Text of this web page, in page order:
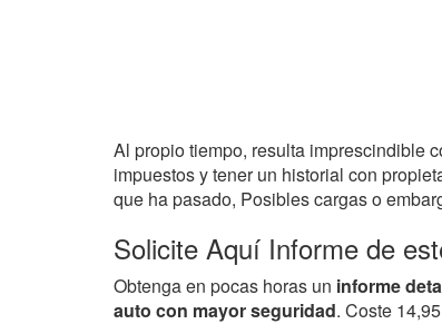
Al propio tiempo, resulta imprescindible
impuestos y tener un historial con
que ha pasado, Posibles cargas o
Solicite Aquí Informe de
Obtenga en pocas horas un informe
auto con mayor seguridad. Coste